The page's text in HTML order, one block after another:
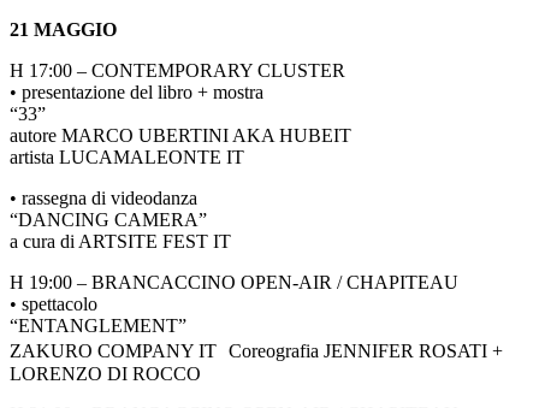
21 MAGGIO
H 17:00 – CONTEMPORARY CLUSTER
• presentazione del libro + mostra
“33”
autore MARCO UBERTINI AKA HUBEIT
artista LUCAMALEONTE IT
• rassegna di videodanza
“DANCING CAMERA”
a cura di ARTSITE FEST IT
H 19:00 – BRANCACCINO OPEN-AIR / CHAPITEAU
• spettacolo
“ENTANGLEMENT”
ZAKURO COMPANY IT Coreografia JENNIFER ROSATI +
LORENZO DI ROCCO